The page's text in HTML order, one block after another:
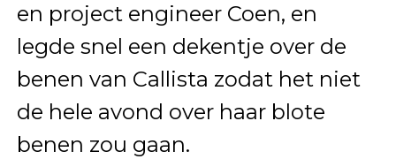
en project engineer Coen, en
legde snel een dekentje over de
benen van Callista zodat het niet
de hele avond over haar blote
benen zou gaan.